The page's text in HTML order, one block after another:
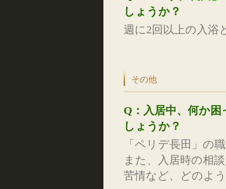
しょうか？
週に2回以上の入浴
その他
Q：入居中、何か
しょうか？
「ペリデ長田」の
また、入居時の相
苦情など、どのよ